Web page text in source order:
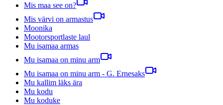
Mis maa see on?
Mis värvi on armastus
Moonika
Mootorsportlaste laul
Mu isamaa armas
Mu isamaa on minu arm
Mu isamaa on minu arm - G. Ernesaks
Mu kallim läks ära
Mu kodu
Mu koduke